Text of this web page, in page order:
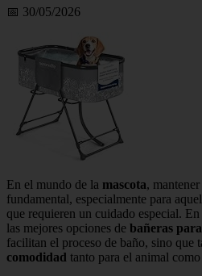
📅 30/05/2026
En el mundo de la mascota, mantener
fundamental, especialmente para
que requieren un cuidado especial.
las mejores opciones de bañeras
facilitan el proceso de baño, sino que
comodidad tanto para el animal